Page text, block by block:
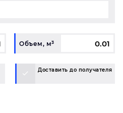
Объем, м³
Доставить до получателя